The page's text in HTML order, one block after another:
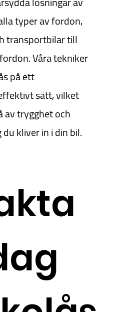
typer av fordon,
transportbilar till
Våra tekniker
på ett
sätt, vilket
av trygghet och
kliver in i din bil.